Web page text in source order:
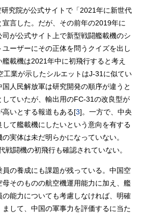
究院が公式サイトで「2021年に新世代
言した。だが、その前年の2019年に
が公式サイト上で新型戦闘艦載機のシ
ーザーにその正体を問うクイズを出し
載機は2021年中に初飛行すると考え
工業が示したシルエットはJ-31に似てい
人民解放軍は研究開発の順序が違うと
していたが、輸出用のFC-31の改良型が
いとする報道もある[3]。一方で、中央
て艦載機にしたいという意向を有する
実体は未だ明らかになっていない。
戦闘機の初飛行も確認されていない。
の養成にも課題が残っている。中国空
そのものの航空機運用能力に加え、艦
能力についても考慮しなければ、明確
して、中国の軍事力を評価するに当た